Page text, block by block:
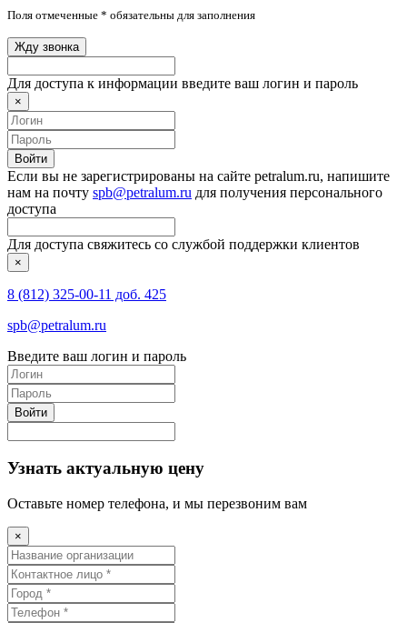
Поля отмеченные * обязательны для заполнения
Жду звонка
Для доступа к информации введите ваш логин и пароль
×
Войти
Если вы не зарегистрированы на сайте petralum.ru, напишите
нам на почту spb@petralum.ru для получения персонального
доступа
Для доступа свяжитесь со службой поддержки клиентов
×
8 (812) 325-00-11 доб. 425
spb@petralum.ru
Введите ваш логин и пароль
Войти
Узнать актуальную цену
Оставьте номер телефона, и мы перезвоним вам
×